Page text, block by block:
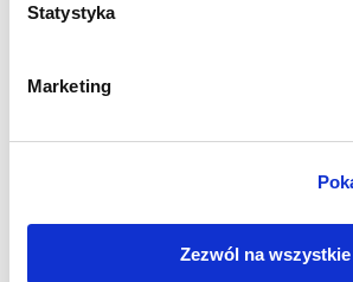
Statystyka
Marketing
Zezwól na wszystkie
osobowych przez Fundację Polskie
Międzynarodowej z siedzibą w